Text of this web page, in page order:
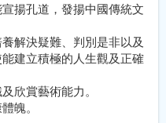
揚孔道，發揚中國傳統文
解決疑難、判別是非以及
建立積極的人生觀及正確
欣賞藝術能力。
魄。